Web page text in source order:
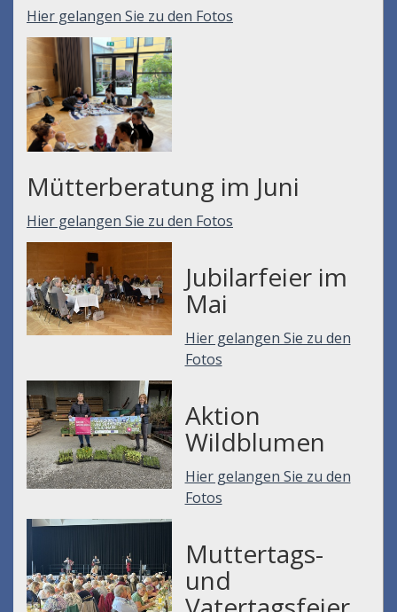
Hier gelangen Sie zu den Fotos
Mütterberatung im Juni
Hier gelangen Sie zu den Fotos
Jubilarfeier im
Mai
Hier gelangen Sie zu den
Fotos
Aktion
Wildblumen
Hier gelangen Sie zu den
Fotos
Muttertags-
und